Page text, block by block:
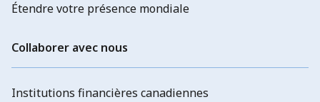
Étendre votre présence mondiale
Collaborer avec nous
Institutions financières canadiennes